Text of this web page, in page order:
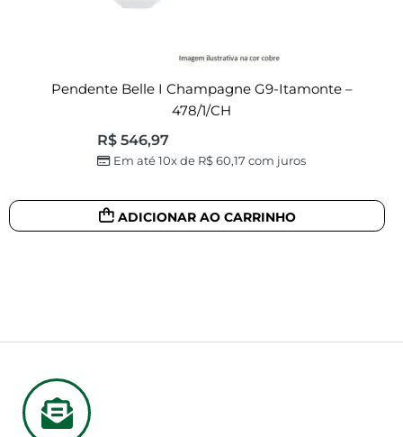
Pendente Belle I Champagne G9-Itamonte –
478/1/CH
R$546,97
Em até 10x de R$60,17 com juros
ADICIONAR AO CARRINHO